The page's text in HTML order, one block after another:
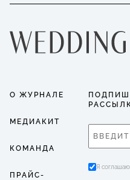
О ЖУРНАЛЕ
МЕДИАКИТ
КОМАНДА
ПРАЙС-
Я